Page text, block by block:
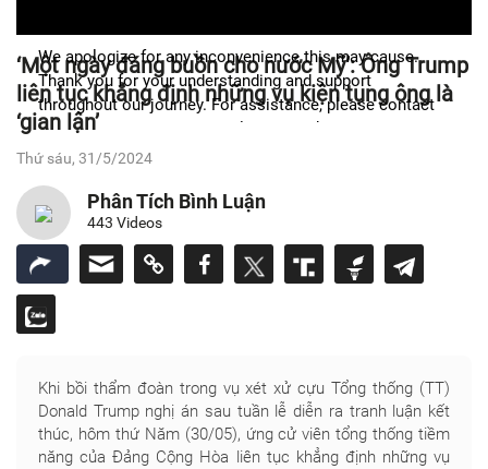
‘Một ngày đáng buồn cho nước Mỹ’: Ông Trump
liên tục khẳng định những vụ kiện tụng ông là
‘gian lận’
Thứ sáu, 31/5/2024
Phân Tích Bình Luận
443 Videos
Khi bồi thẩm đoàn trong vụ xét xử cựu Tổng thống (TT)
Donald Trump nghị án sau tuần lễ diễn ra tranh luận kết
thúc, hôm thứ Năm (30/05), ứng cử viên tổng thống tiềm
năng của Đảng Cộng Hòa liên tục khẳng định những vụ